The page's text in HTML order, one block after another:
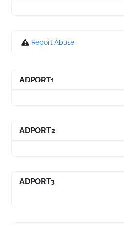
Report Abuse
ADPORT1
ADPORT2
ADPORT3